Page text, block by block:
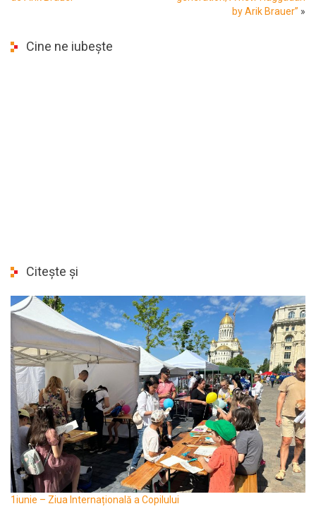
by Arik Brauer” »
Cine ne iubește
Citește și
1iunie – Ziua Internațională a Copilului